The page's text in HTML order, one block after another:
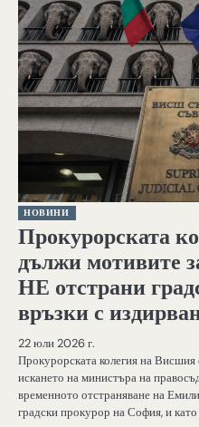
НОВИНИ
Прокурорската
дължи мотивите
НЕ отстрани
връзки с
22 юли 2026 г.
Прокурорската колегия на Висшия
искането на министъра на
временното отстраняване на
градски прокурор на София, и като